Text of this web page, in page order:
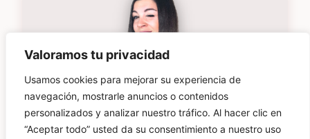
Valoramos tu privacidad
Usamos cookies para mejorar su experiencia de
navegación, mostrarle anuncios o contenidos
personalizados y analizar nuestro tráfico. Al hacer clic en
“Aceptar todo” usted da su consentimiento a nuestro uso